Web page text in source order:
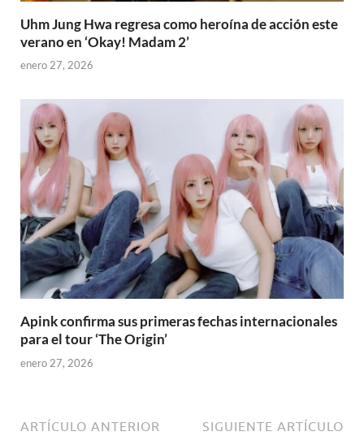
Uhm Jung Hwa regresa como heroína de acción este
verano en ‘Okay! Madam 2’
enero 27, 2026
Apink confirma sus primeras fechas internacionales
para el tour ‘The Origin’
enero 27, 2026
ARTÍCULO ANTERIOR SIGUIENTE ARTÍCULO